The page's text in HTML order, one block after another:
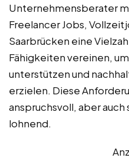
Unternehmensberater
Freelancer Jobs,
Saarbrücken eine
Fähigkeiten vereinen,
unterstützen und
erzielen. Diese
anspruchsvoll, aber auch
lohnend.